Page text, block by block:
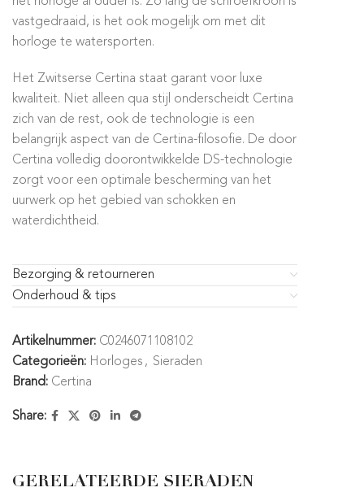
vastgedraaid, is het ook mogelijk om met dit
horloge te watersporten.
Het Zwitserse Certina staat garant voor luxe
kwaliteit. Niet alleen qua stijl onderscheidt Certina
zich van de rest, ook de technologie is een
belangrijk aspect van de Certina-filosofie. De door
Certina volledig doorontwikkelde DS-technologie
zorgt voor een optimale bescherming van het
uurwerk op het gebied van schokken en
waterdichtheid.
Bezorging & retourneren
Onderhoud & tips
Artikelnummer: C0246071108102
Categorieën: Horloges , Sieraden
Brand: Certina
Share:
GERELATEERDE SIERADEN